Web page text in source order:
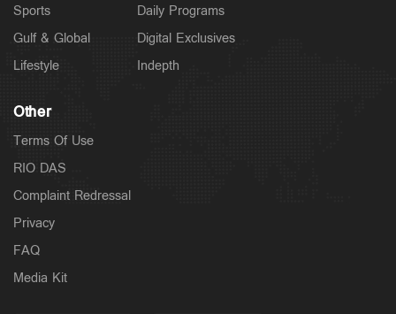
Sports
Gulf & Global
Lifestyle
Daily Programs
Digital Exclusives
Indepth
Other
Terms Of Use
RIO DAS
Complaint Redressal
Privacy
FAQ
Media Kit